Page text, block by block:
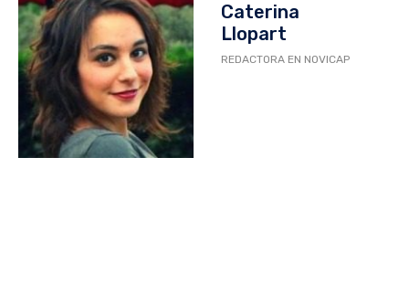
Caterina
Llopart
REDACTORA EN NOVICAP